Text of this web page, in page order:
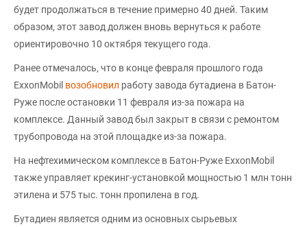
будет продолжаться в течение примерно 40 дней. Таким
образом, этот завод должен вновь вернуться к работе
ориентировочно 10 октября текущего года.
Ранее отмечалось, что в конце февраля прошлого года
ExxonMobil возобновил работу завода бутадиена в Батон-
Руже после остановки 11 февраля из-за пожара на
комплексе. Данный завод был закрыт в связи с ремонтом
трубопровода на этой площадке из-за пожара.
На нефтехимическом комплексе в Батон-Руже ExxonMobil
также управляет крекинг-установкой мощностью 1 млн тонн
этилена и 575 тыс. тонн пропилена в год.
Бутадиен является одним из основных сырьевых